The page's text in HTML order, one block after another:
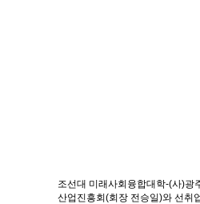
조선대 미래사회융합대학-(사)광
산업진흥회(회장 전승일)와 선취